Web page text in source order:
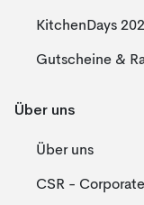
KitchenDays
Gutscheine &
Über uns
Über uns
CSR -